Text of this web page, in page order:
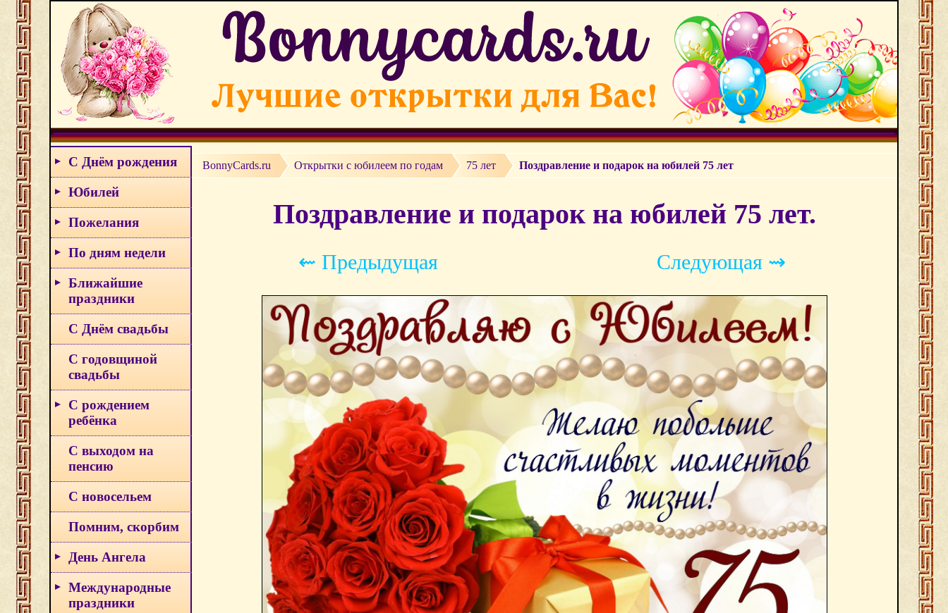
С Днём рождения
Юбилей
Пожелания
По дням недели
Ближайшие
праздники
С Днём свадьбы
С годовщиной
свадьбы
С рождением
ребёнка
С выходом на
пенсию
С новосельем
Помним, скорбим
День Ангела
Международные
праздники
BonnyCards.ru Открытки c юбилеем по годам 75 лет Поздравление и подарок на юбилей 75 лет
Поздравление и подарок на юбилей 75 лет.
⇜ Предыдущая Следующая ⇝